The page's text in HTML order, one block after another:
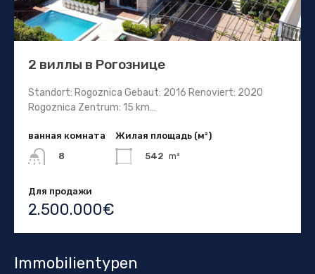
2 виллы в Рогознице
Standort: Rogoznica Gebaut: 2016 Renoviert: 2020
Rogoznica Zentrum: 15 km…
ванная комната
8
Жилая площадь (м²)
542 m²
Для продажи
2.500.000€
Immobilientypen